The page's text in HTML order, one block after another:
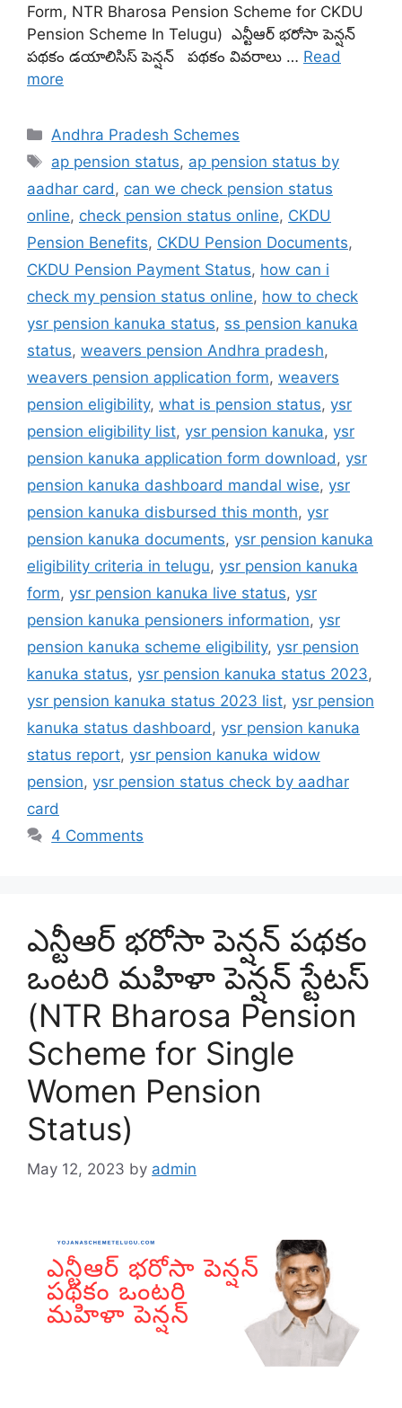
Form, NTR Bharosa Pension Scheme for CKDU
Pension Scheme In Telugu) ఎన్టీఆర్ భరోసా పెన్షన్
పథకం డయాలిసిస్ పెన్షన్ పథకం వివరాలు … Read
more
Categories
Andhra Pradesh Schemes
Tags
ap pension status, ap pension status by
aadhar card, can we check pension status
online, check pension status online, CKDU
Pension Benefits, CKDU Pension Documents,
CKDU Pension Payment Status, how can i
check my pension status online, how to check
ysr pension kanuka status, ss pension kanuka
status, weavers pension Andhra pradesh,
weavers pension application form, weavers
pension eligibility, what is pension status, ysr
pension eligibility list, ysr pension kanuka, ysr
pension kanuka application form download, ysr
pension kanuka dashboard mandal wise, ysr
pension kanuka disbursed this month, ysr
pension kanuka documents, ysr pension kanuka
eligibility criteria in telugu, ysr pension kanuka
form, ysr pension kanuka live status, ysr
pension kanuka pensioners information, ysr
pension kanuka scheme eligibility, ysr pension
kanuka status, ysr pension kanuka status 2023,
ysr pension kanuka status 2023 list, ysr pension
kanuka status dashboard, ysr pension kanuka
status report, ysr pension kanuka widow
pension, ysr pension status check by aadhar
card
4 Comments
ఎన్టీఆర్ భరోసా పెన్షన్ పథకం
ఒంటరి మహిళా పెన్షన్ స్టేటస్
(NTR Bharosa Pension
Scheme for Single
Women Pension
Status)
May 12, 2023 by admin